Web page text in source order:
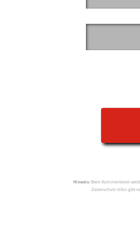
Hinweis:Beim Kommentieren
Datenschutz-Infos gibt es